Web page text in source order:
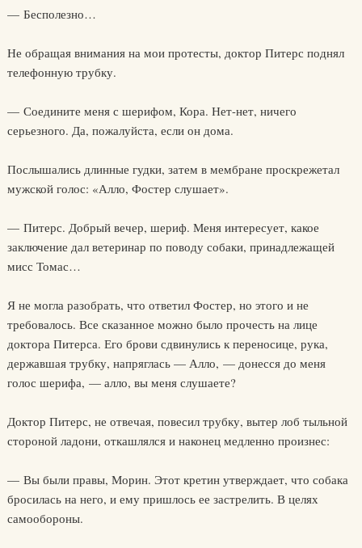
— Бесполезно…
Не обращая внимания на мои протесты, доктор Питерс поднял
телефонную трубку.
— Соедините меня с шерифом, Кора. Нет-нет, ничего
серьезного. Да, пожалуйста, если он дома.
Послышались длинные гудки, затем в мембране проскрежетал
мужской голос: «Алло, Фостер слушает».
— Питерс. Добрый вечер, шериф. Меня интересует, какое
заключение дал ветеринар по поводу собаки, принадлежащей
мисс Томас…
Я не могла разобрать, что ответил Фостер, но этого и не
требовалось. Все сказанное можно было прочесть на лице
доктора Питерса. Его брови сдвинулись к переносице, рука,
державшая трубку, напряглась — Алло, — донесся до меня
голос шерифа, — алло, вы меня слушаете?
Доктор Питерс, не отвечая, повесил трубку, вытер лоб тыльной
стороной ладони, откашлялся и наконец медленно произнес:
— Вы были правы, Морин. Этот кретин утверждает, что собака
бросилась на него, и ему пришлось ее застрелить. В целях
самообороны.